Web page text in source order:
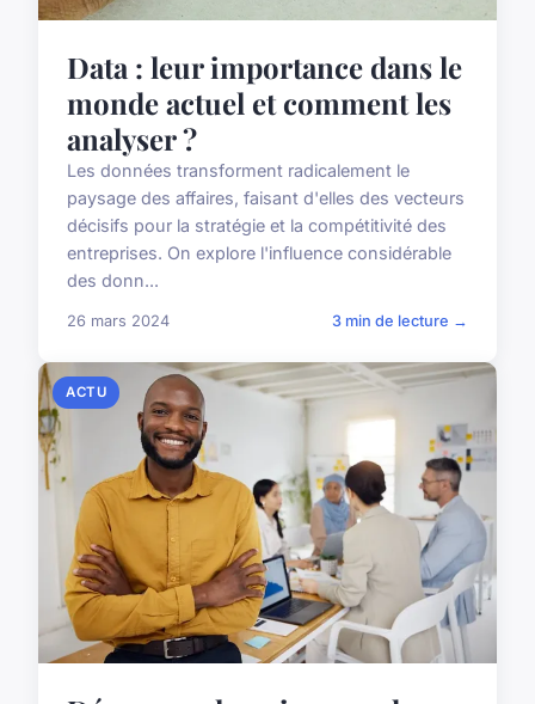
Data : leur importance dans le
monde actuel et comment les
analyser ?
Les données transforment radicalement le
paysage des affaires, faisant d'elles des vecteurs
décisifs pour la stratégie et la compétitivité des
entreprises. On explore l'influence considérable
des donn...
26 mars 2024 3 min de lecture →
ACTU